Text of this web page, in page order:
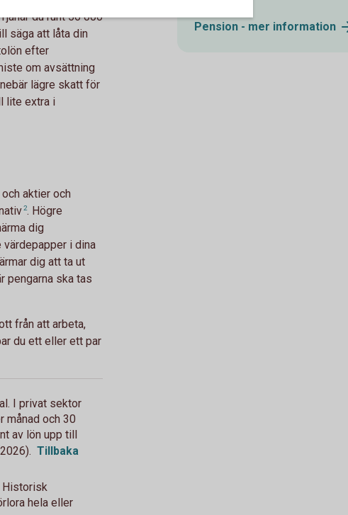
du runt 56 000
säga att låta din
efter
om avsättning
lägre skatt för
lite extra i
aktier och
2. Högre
dig
i dina
dig att ta ut
pengarna ska tas
från att arbeta,
du ett eller ett par
I privat sektor
månad och 30
av lön upp till
Tillbaka
Historisk
hela eller
Pension - mer information